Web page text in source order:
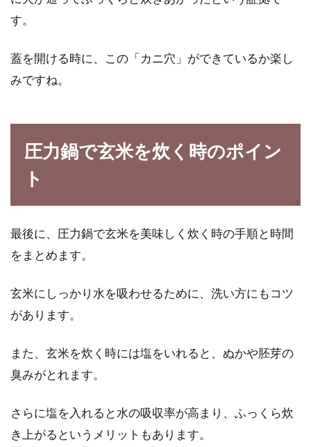
す。
蓋を開ける時に、この「カニ穴」ができているか楽し
みですね。
圧力鍋で玄米を炊く時のポイン
ト
最後に、圧力鍋で玄米を美味しく炊く時の手順と時間
をまとめます。
玄米にしっかり水を吸わせるために、洗い方にもコツ
があります。
また、玄米を炊く時には塩をいれると、ぬかや胚芽の
臭みがとれます。
さらに塩を入れると水の吸収率が高まり、ふっくら炊
き上がるというメリットもあります。